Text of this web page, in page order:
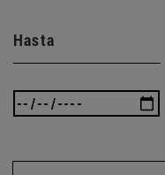
Hasta